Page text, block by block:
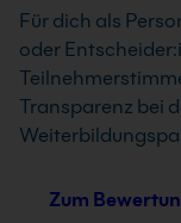
Für dich als
oder
Transparenz bei
Zum